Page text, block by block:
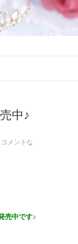
中♪
コメントな
売中です♪